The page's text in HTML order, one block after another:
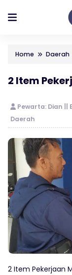
Home Daerah
2 Item
Pewarta: Dian ||
Daerah
2 Item Pekerjaan